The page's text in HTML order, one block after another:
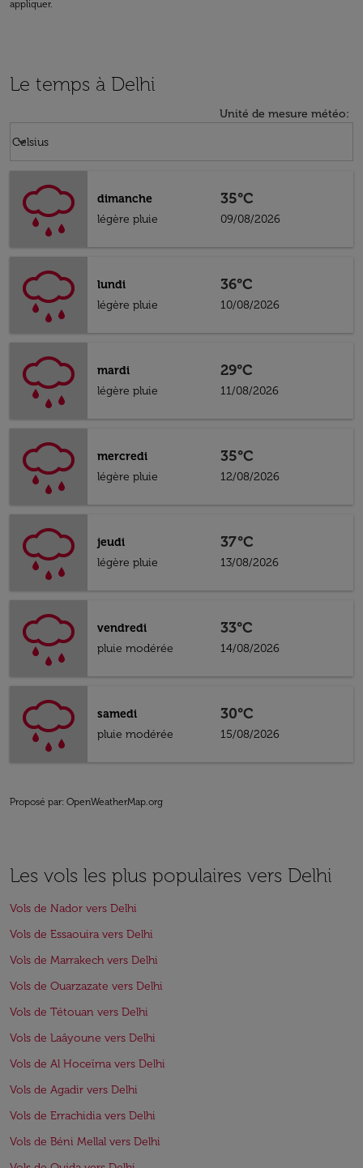
appliquer.
Le temps à Delhi
Unité de mesure météo:
Celsius
keyboard_arrow_down
dimanche
légère pluie
35°C
09/08/2026
lundi
légère pluie
36°C
10/08/2026
mardi
légère pluie
29°C
11/08/2026
mercredi
légère pluie
35°C
12/08/2026
jeudi
légère pluie
37°C
13/08/2026
vendredi
pluie modérée
33°C
14/08/2026
samedi
pluie modérée
30°C
15/08/2026
Proposé par: OpenWeatherMap.org
Les vols les plus populaires vers Delhi
Vols de Nador vers Delhi
Vols de Essaouira vers Delhi
Vols de Marrakech vers Delhi
Vols de Ouarzazate vers Delhi
Vols de Tétouan vers Delhi
Vols de Laâyoune vers Delhi
Vols de Al Hoceïma vers Delhi
Vols de Agadir vers Delhi
Vols de Errachidia vers Delhi
Vols de Béni Mellal vers Delhi